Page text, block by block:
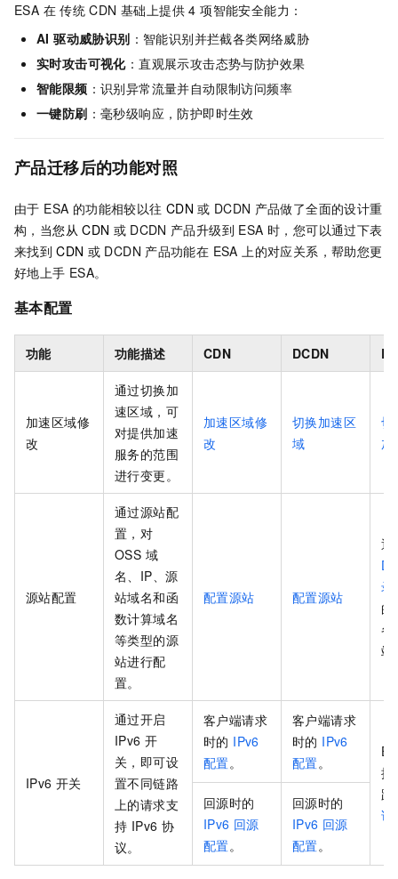
ESA 在 传统 CDN 基础上提供 4 项智能安全能力：
AI 驱动威胁识别 ：智能识别并拦截各类网络威胁
实时攻击可视化：直观展示攻击态势与防护效果
智能限频 ：识别异常流量并自动限制访问频率
一键防刷 ：毫秒级响应，防护即时生效
产品迁移后的功能对照
由于 ESA 的功能相较以往 CDN 或 DCDN 产品做了全面的设计重
构，当您从 CDN 或 DCDN 产品升级到 ESA 时，您可以通过下表
来找到 CDN 或 DCDN 产品功能在 ESA 上的对应关系，帮助您更
好地上手 ESA。
基本配置
功能 功能描述 CDN DCDN
加速区域修
改
通过切换加
速区域，可
对提供加速
服务的范围
进行变更。
加速区域修
改
切换加速区
域
切
加
源站配置
通过源站配
置，对
OSS 域
名、IP、源
站域名和函
数计算域名
等类型的源
站进行配
置。
配置源站 配置源站
通
录
的
各
站
IPv6 开关
通过开启
IPv6 开
关，即可设
置不同链路
上的请求支
持 IPv6 协
议。
客户端请求
时的 IPv6
配置。
客户端请求
时的 IPv6
配置。
接
访
回源时的
IPv6 回源
配置。
回源时的
IPv6 回源
配置。